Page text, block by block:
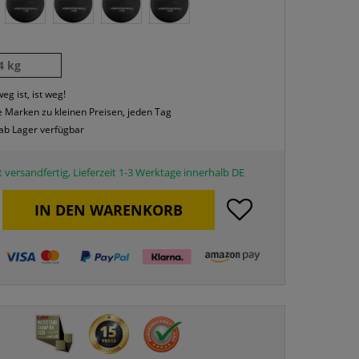
kg
ist, ist weg!
Marken zu kleinen Preisen, jeden Tag
Lager verfügbar
versandfertig, Lieferzeit 1-3 Werktage innerhalb DE
IN DEN WARENKORB